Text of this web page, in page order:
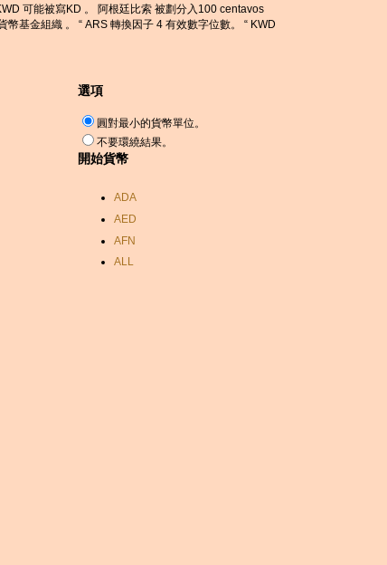
可能被寫KD 。 阿根廷比索 被劃分入100 centavos
基金組織 。 “ ARS 轉換因子 4 有效數字位數。 “ KWD
選項
圓對最小的貨幣單位。
不要環繞結果。
開始貨幣
ADA
AED
AFN
ALL